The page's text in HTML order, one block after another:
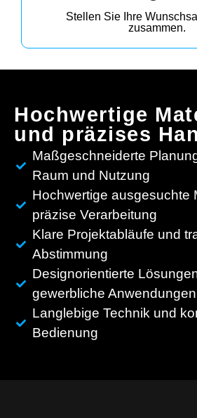
Stellen Sie Ihre
zusammen.
Hochwertige
und präzises
Maßgeschneiderte
Raum und Nutzung
Hochwertige ausgesuchte
präzise Verarbeitung
Klare Projektabläufe und
Abstimmung
Designorientierte
gewerbliche Anwendungen
Langlebige Technik und
Bedienung